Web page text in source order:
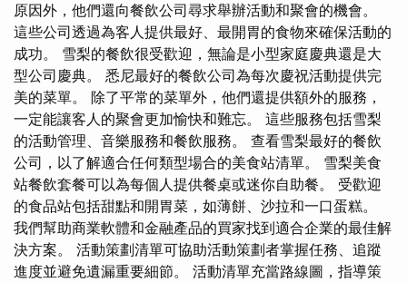
原因外，他們還向餐飲公司尋求舉辦活動和聚會的機會。
這些公司透過為客人提供最好、最開胃的食物來確保活動的
成功。 雪梨的餐飲很受歡迎，無論是小型家庭慶典還是大
型公司慶典。 悉尼最好的餐飲公司為每次慶祝活動提供完
美的菜單。 除了平常的菜單外，他們還提供額外的服務，
一定能讓客人的聚會更加愉快和難忘。 這些服務包括雪梨
的活動管理、音樂服務和餐飲服務。 查看雪梨最好的餐飲
公司，以了解適合任何類型場合的美食站清單。 雪梨美食
站餐飲套餐可以為每個人提供餐桌或迷你自助餐。 受歡迎
的食品站包括甜點和開胃菜，如薄餅、沙拉和一口蛋糕。
我們幫助商業軟體和金融產品的買家找到適合企業的最佳解
決方案。 活動策劃清單可協助活動策劃者掌握任務、追蹤
進度並避免遺漏重要細節。 活動清單充當路線圖，指導策